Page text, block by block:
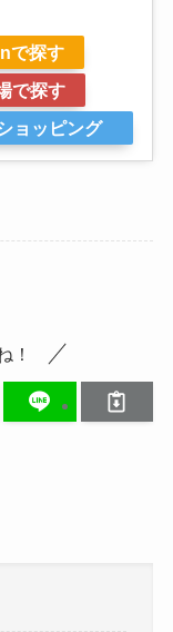
で探す
で探す
ョッピング
！